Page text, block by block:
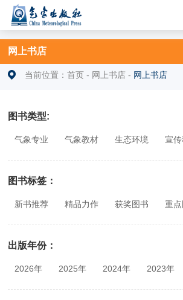
网上书店
当前位置：首页 - 网上书店 - 网上书店
图书类型:
气象专业 气象教材 生态环境
宣
图书标签：
新书推荐 精品力作 获奖图书 重
出版年份：
2026年 2025年 2024年
2023年